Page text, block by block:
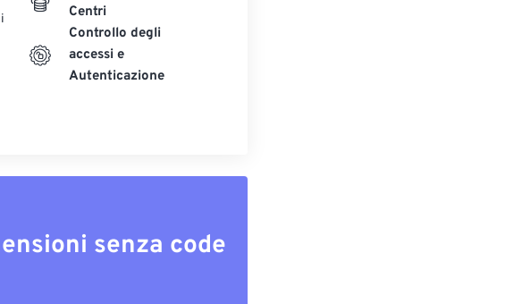
Centri
Controllo degli
accessi e
Autenticazione
senza code